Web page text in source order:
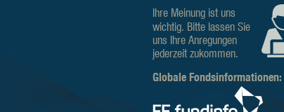
Ihre Meinung ist uns
wichtig. Bitte lassen Sie
uns Ihre Anregungen
jederzeit zukommen.
Globale Fondsinformationen: